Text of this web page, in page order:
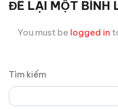
Tìm kiếm
ĐỂ LẠI MỘT BÌNH
You must be logged in